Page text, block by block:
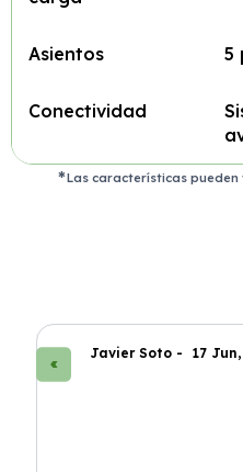
Asientos 5
Conectividad
Las características
Javier Soto - 17